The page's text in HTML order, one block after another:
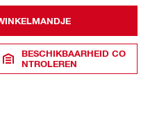
BESCHIKBAARHEID CO
NTROLEREN